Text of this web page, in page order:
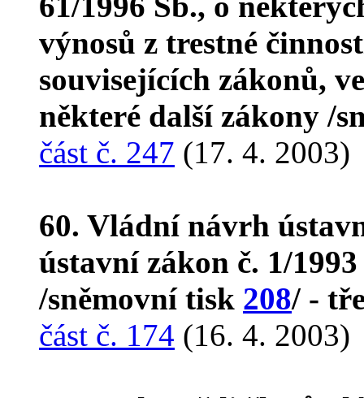
výnosů z trestné
souvisejících zákonů,
některé další zákony /
část č. 247 (17. 4. 2003)
60. Vládní návrh
ústavní zákon č. 1/
/sněmovní tisk 208/ -
část č. 174 (16. 4. 2003)